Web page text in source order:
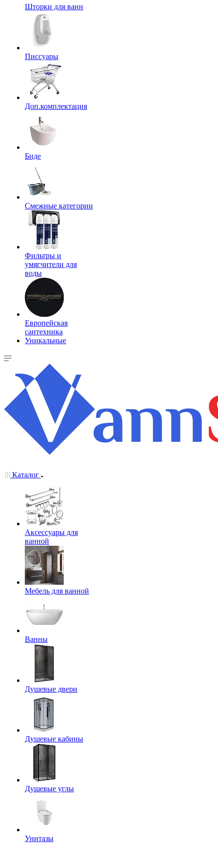
Шторки для ванн
Писсуары
Доп.комплектация
Биде
Смежные категории
Фильтры и
умягчители для
воды
Европейская
сантехника
Уникальные
Каталог
Аксессуары для
ванной
Мебель для ванной
Ванны
Душевые двери
Душевые кабины
Душевые углы
Унитазы